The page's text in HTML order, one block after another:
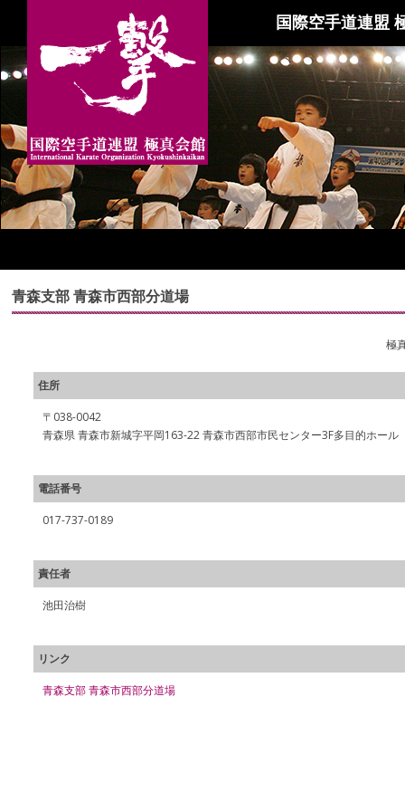
国際空手道連盟
青森支部 青森市西部分道場
極
住所
〒038-0042
青森県 青森市新城字平岡163-22 青森市西部市民センター3F多目的ホール
電話番号
017-737-0189
責任者
池田治樹
リンク
青森支部 青森市西部分道場